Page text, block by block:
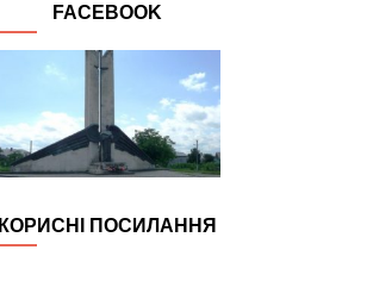
FACEBOOK
КОРИСНІ ПОСИЛАННЯ